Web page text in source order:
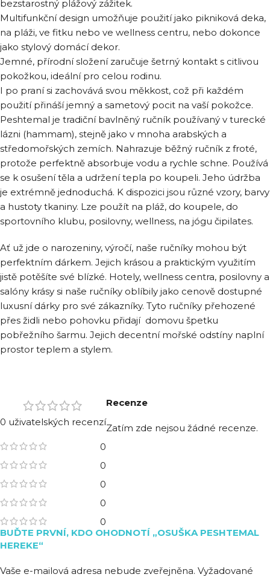
bezstarostný plážový zážitek.
Multifunkční design umožňuje použití jako pikniková deka,
na pláži, ve fitku nebo ve wellness centru, nebo dokonce
jako stylový domácí dekor.
Jemné, přírodní složení zaručuje šetrný kontakt s citlivou
pokožkou, ideální pro celou rodinu.
I po praní si zachovává svou měkkost, což při každém
použití přináší jemný a sametový pocit na vaší pokožce.
Peshtemal je tradiční bavlněný ručník používaný v turecké
lázni (hammam), stejně jako v mnoha arabských a
středomořských zemích. Nahrazuje běžný ručník z froté,
protože perfektně absorbuje vodu a rychle schne. Používá
se k osušení těla a udržení tepla po koupeli. Jeho údržba
je extrémně jednoduchá. K dispozici jsou různé vzory, barvy
a hustoty tkaniny. Lze použít na pláž, do koupele, do
sportovního klubu, posilovny, wellness, na jógu čipilates.
Ať už jde o narozeniny, výročí, naše ručníky mohou být
perfektním dárkem. Jejich krásou a praktickým využitím
jistě potěšíte své blízké. Hotely, wellness centra, posilovny a
salóny krásy si naše ručníky oblíbily jako cenově dostupné
luxusní dárky pro své zákazníky. Tyto ručníky přehozené
přes židli nebo pohovku přidají domovu špetku
pobřežního šarmu. Jejich decentní mořské odstíny naplní
prostor teplem a stylem.
0 uživatelských recenzí
0
0
0
0
0
Recenze
Zatím zde nejsou žádné recenze.
BUĎTE PRVNÍ, KDO OHODNOTÍ „OSUŠKA PESHTEMAL
HEREKE“
Vaše e-mailová adresa nebude zveřejněna. Vyžadované